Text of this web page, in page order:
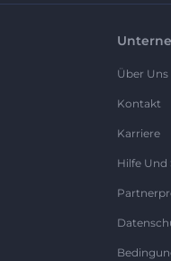
Über Uns
Kontakt
Karriere
Hilfe Und